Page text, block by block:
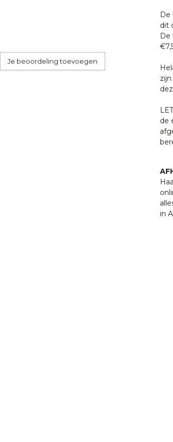
een externe pakketdienst.
wordt dit door
bijtende vloeistoffen en
dit tast de coating aan
Je beoordeling toevoegen
De
dit
De
de
in